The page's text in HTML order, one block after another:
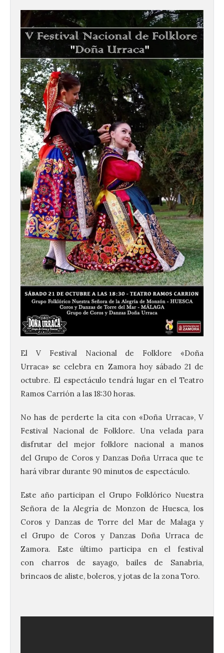
El V Festival Nacional de Folklore «Doña
Urraca» se celebra en Zamora hoy sábado 21 de
octubre. El espectáculo tendrá lugar en el Teatro
Ramos Carrión a las 18:30 horas.
No has de perderte la cita con «Doña Urraca», V
Festival Nacional de Folklore. Una velada para
disfrutar del mejor folklore nacional a manos
del Grupo de Coros y Danzas Doña Urraca que te
hará vibrar durante 90 minutos de espectáculo.
Este año participan el Grupo Folklórico Nuestra
Señora de la Alegría de Monzon de Huesca, los
Coros y Danzas de Torre del Mar de Malaga y
el Grupo de Coros y Danzas Doña Urraca de
Zamora. Este último participa en el festival
con charros de sayago, bailes de Sanabria,
brincaos de aliste, boleros, y jotas de la zona Toro.